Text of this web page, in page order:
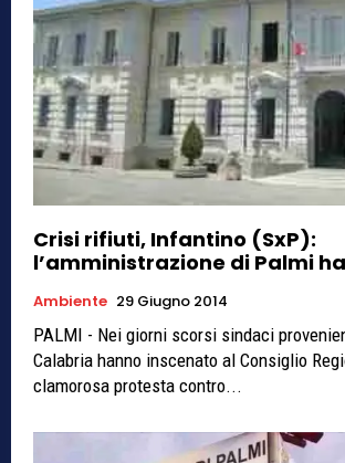
Crisi rifiuti, Infantino (SxP):
l’amministrazione di Palmi
Ambiente 29 Giugno 2014
PALMI - Nei giorni scorsi sindaci
Calabria hanno inscenato al Consiglio
clamorosa protesta contro...